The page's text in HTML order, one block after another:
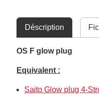
Déscription
OS F glow plug
Equivalent :
Saito Glow plug 4-